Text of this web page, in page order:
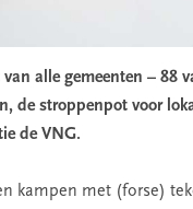
van alle gemeenten – 88
de stroppenpot voor
de VNG.
kampen met (forse)